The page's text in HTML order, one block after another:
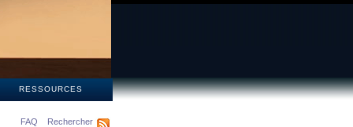
RESSOURCES
FAQ Rechercher